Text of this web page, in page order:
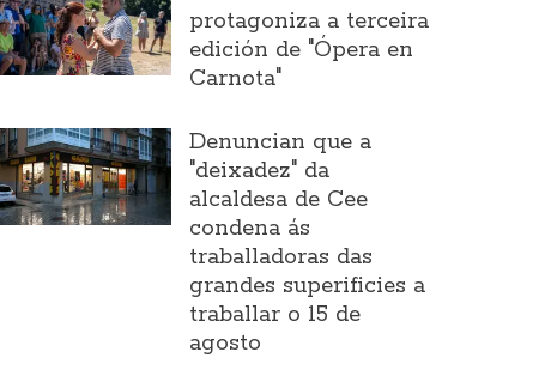
protagoniza a terceira
edición de "Ópera en
Carnota"
Denuncian que a
"deixadez" da
alcaldesa de Cee
condena ás
traballadoras das
grandes superificies a
traballar o 15 de
agosto